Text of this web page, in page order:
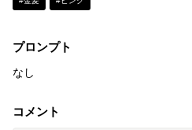
プロンプト
なし
コメント